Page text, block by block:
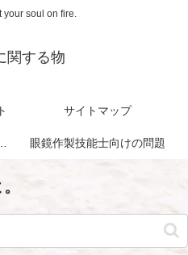
soul on fire.
関する物
サイトマップ
士を志す方に向けて 眼鏡作製技能士向けの問題